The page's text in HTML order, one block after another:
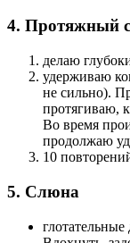
4. Протяжный
делаю
удерживаю
не сильно).
протягиваю,
Во время
продолжаю
10
5. Слюна